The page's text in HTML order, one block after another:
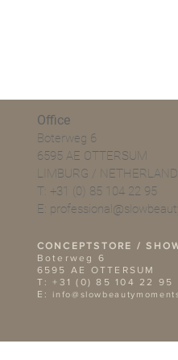
Office
Boterweg 6
6595 AE OTTERSUM
LIMBURG /
T: +31 (0) 85 104 22 95
E:
CONCEPTSTORE /
Boterweg 6
6595 AE OTTERSUM
T: +31 (0) 85 104 22 95
E: